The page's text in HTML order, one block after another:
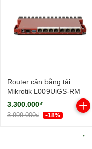
Router cân bằng tải
Mikrotik L009UiGS-RM
3.300.000₫
3.999.000₫ -18%